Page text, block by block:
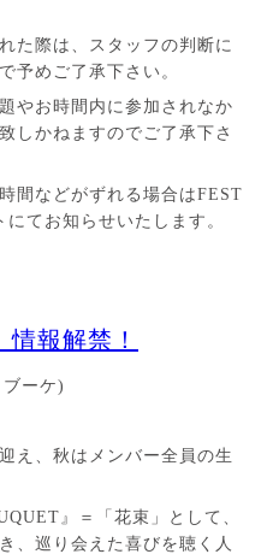
た際は、スタッフの判断に
予めご了承下さい。
やお時間内に参加されなか
しかねますのでご了承下さ
間などがずれる場合はFEST
てお知らせいたします。
報解禁！
ーケ)
え、秋はメンバー全員の生
』＝「花束」として、
、巡り会えた喜びを聴く人